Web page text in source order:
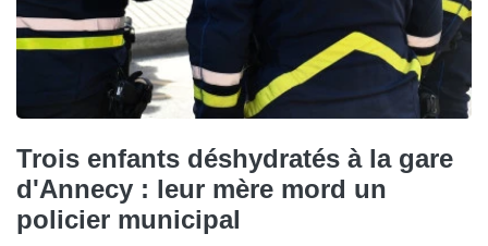
Trois enfants déshydratés à la gare
d'Annecy : leur mère mord un
policier municipal